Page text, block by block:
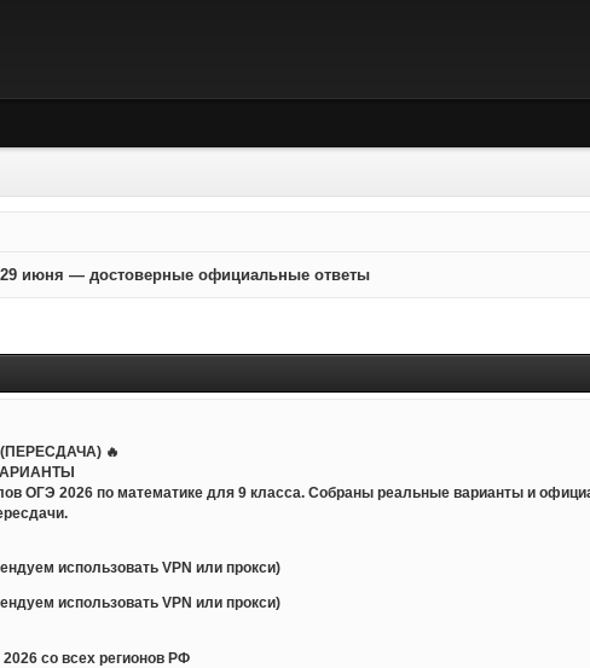
июня — достоверные официальные ответы
🔥
ОГЭ 2026 по математике для 9 класса. Собраны реальные варианты и
использовать VPN или прокси)
использовать VPN или прокси)
со всех регионов РФ